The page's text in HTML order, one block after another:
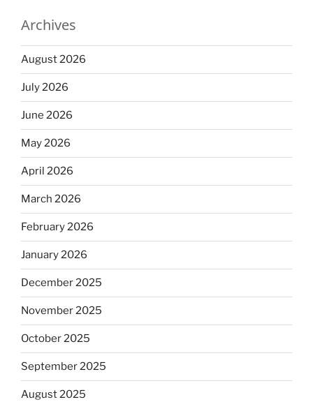
Archives
August 2026
July 2026
June 2026
May 2026
April 2026
March 2026
February 2026
January 2026
December 2025
November 2025
October 2025
September 2025
August 2025